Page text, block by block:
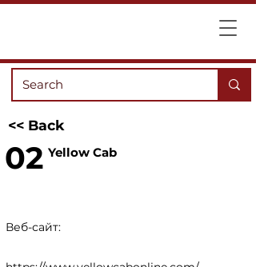
<< Back
02 Yellow Cab
Веб-сайт: